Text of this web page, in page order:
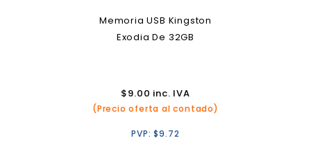
Memoria USB Kingston
Exodia De 32GB
$9.00 inc. IVA
(Precio oferta al contado)
PVP:$9.72